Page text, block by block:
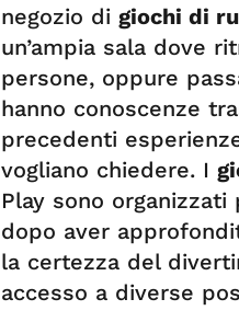
negozio di giochi di
un’ampia sala dove
persone, oppure
hanno conoscenze
precedenti
vogliano chiedere. I
Play sono
dopo aver
la certezza del
accesso a diverse